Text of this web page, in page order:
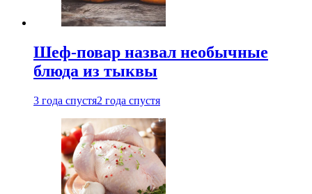
Шеф-повар назвал необычные
блюда из тыквы
3 года спустя2 года спустя